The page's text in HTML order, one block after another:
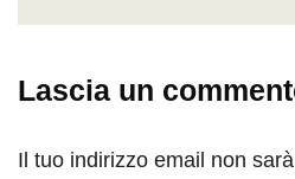
Lascia un
Il tuo indirizzo email non